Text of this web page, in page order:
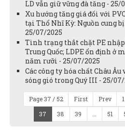
LD vẫn giữ vững đà tăng - 25/
Xu hướng tăng giá đối với
tại Thổ Nhĩ Kỳ: Nguồn cung
25/07/2025
Tình trạng thắt chặt PE
Trung Quốc; LDPE ổn định ở
năm rưỡi - 25/07/2025
Các công ty hóa chất Châu
sóng gió trong Quý III - 25/07/
Page 37 / 52 First Prev 1
37
38 39 ... 51